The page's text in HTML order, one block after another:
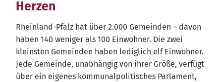
Herzen
Rhein­land-Pfalz hat über 2.000 Gemein­den – davon
haben 140 weni­ger als 100 Ein­woh­ner. Die zwei
kleins­ten Gemein­den haben ledig­lich elf Ein­woh­ner.
Jede Gemein­de, unab­hän­gig von ihrer Grö­ße, ver­fügt
über ein eige­nes kom­mu­nal­po­li­ti­sches Par­la­ment,